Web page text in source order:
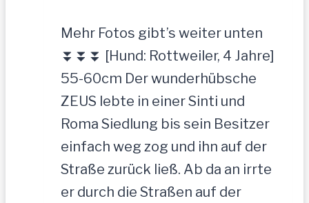
Mehr Fotos gibt’s weiter unten
⏬⏬⏬ [Hund: Rottweiler, 4 Jahre]
55-60cm Der wunderhübsche
ZEUS lebte in einer Sinti und
Roma Siedlung bis sein Besitzer
einfach weg zog und ihn auf der
Straße zurück ließ. Ab da an irrte
er durch die Straßen auf der